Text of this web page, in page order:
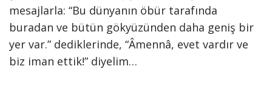
mesajlarla: “Bu dünyanın öbür tarafında
buradan ve bütün gökyüzünden daha geniş bir
yer var.” dediklerinde, “Âmennâ, evet vardır ve
biz iman ettik!” diyelim…